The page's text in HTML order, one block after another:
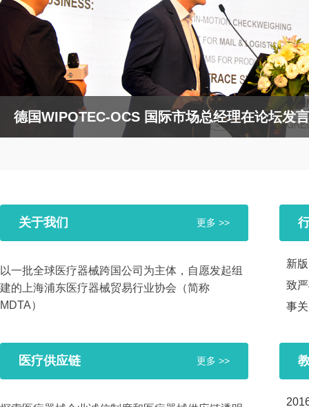
德国WIPOTEC-OCS 国际市场总经理在论坛发言
关于我们 更多 >>
以一批全球医疗器械跨国公司为主体，自愿发起组
建的上海浦东医疗器械贸易行业协会（简称
MDTA）
新
致
事
医疗供应链 更多 >>